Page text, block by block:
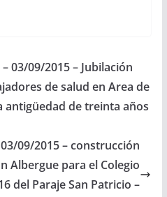
03/09/2015 – Jubilación
de salud en Area de
antigüedad de treinta años
09/2015 – construcción
Albergue para el Colegio
del Paraje San Patricio –